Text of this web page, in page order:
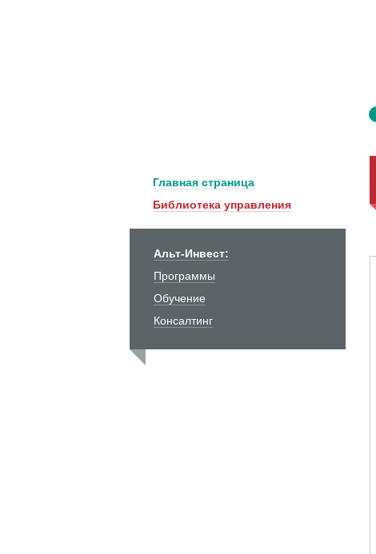
Главная страница
Библиотека управления
Альт-Инвест:
Программы
Обучение
Консалтинг